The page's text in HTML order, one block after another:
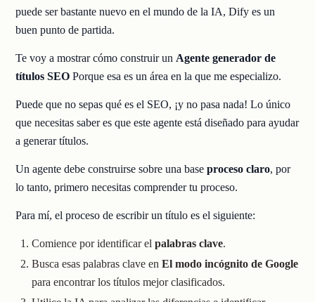
puede ser bastante nuevo en el mundo de la IA, Dify es un
buen punto de partida.
Te voy a mostrar cómo construir un Agente generador de
títulos SEO Porque esa es un área en la que me especializo.
Puede que no sepas qué es el SEO, ¡y no pasa nada! Lo único
que necesitas saber es que este agente está diseñado para ayudar
a generar títulos.
Un agente debe construirse sobre una baseproceso claro, por
lo tanto, primero necesitas comprender tu proceso.
Para mí, el proceso de escribir un título es el siguiente:
Comience por identificar elpalabras clave.
Busca esas palabras clave enEl modo incógnito de Google
para encontrar los títulos mejor clasificados.